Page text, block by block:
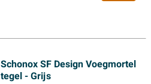
Schonox SF Design Voegmortel
tegel - Grijs